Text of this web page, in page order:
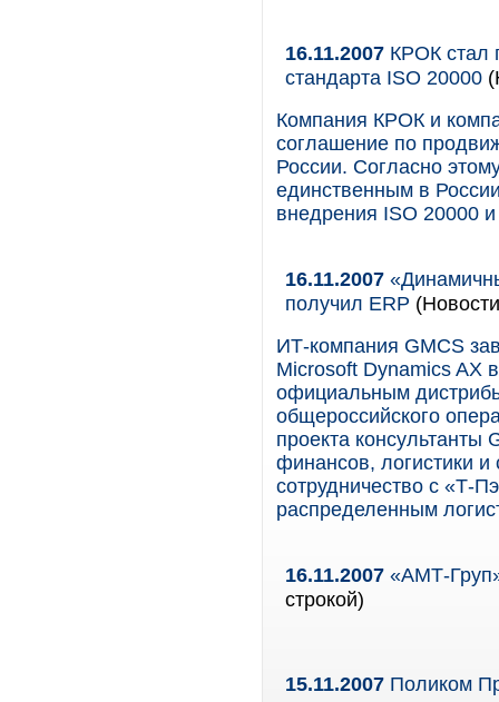
16.11.2007 КРОК стал
стандарта ISO 20000
Компания КРОК и
соглашение по
России. Согласно
единственным в
внедрения ISO 20000
16.11.2007
получил ERP
ИТ-компания GMCS
Microsoft Dynamics AX
официальным
общероссийского
проекта консультанты
финансов, логистики и
сотрудничество с «Т-
распределенным
16.11.2007 «АМТ-
строкой)
15.11.2007 Поликом